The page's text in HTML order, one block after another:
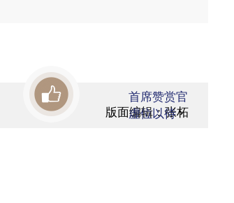
版面编辑：张柘
首席赞赏官
虚位以待